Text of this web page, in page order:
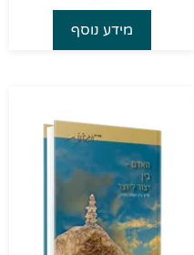
מידע נוסף